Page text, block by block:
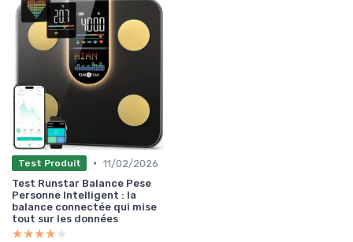
Test Produit • 11/02/2026
Test Runstar Balance Pese
Personne Intelligent : la
balance connectée qui mise
tout sur les données
★★★★★
★★★★★